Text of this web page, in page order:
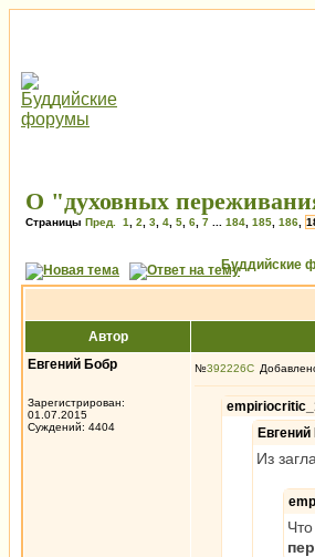
О "духовных
Страницы Пред. 1 2 3 4 5 6 7 184 185 186
Буддийские
Автор
Евгений Бобр
Зарегистрирован:
01.07.2015
Суждений: 4404
№392226
Из